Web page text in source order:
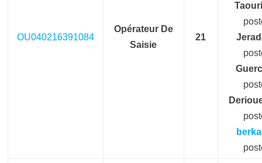
OU040216391084
Opérateur De
Saisie
21